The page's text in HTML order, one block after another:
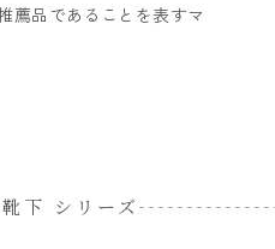
薦品であることを表すマ
下 シリーズ